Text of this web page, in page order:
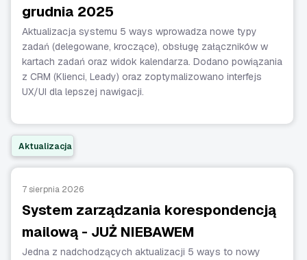
grudnia 2025
Aktualizacja systemu 5 ways wprowadza nowe typy
zadań (delegowane, kroczące), obsługę załączników w
kartach zadań oraz widok kalendarza. Dodano powiązania
z CRM (Klienci, Leady) oraz zoptymalizowano interfejs
UX/UI dla lepszej nawigacji.
Aktualizacja
7 sierpnia 2026
System zarządzania korespondencją
mailową - JUŻ NIEBAWEM
Jedna z nadchodzących aktualizacji 5 ways to nowy